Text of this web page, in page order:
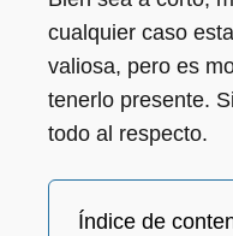
cualquier caso
valiosa, pero es
tenerlo presente.
todo al respecto.
Índice de